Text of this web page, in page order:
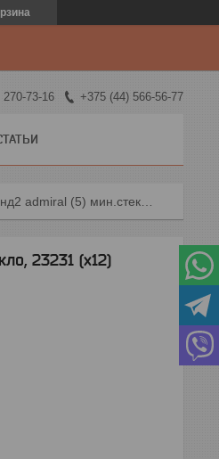
73-16 +375 (44) 566-56-77
Очки газосварочные росомз знд2 admiral (5) мин.стекло, 23231 (х12)
23231 (х12)